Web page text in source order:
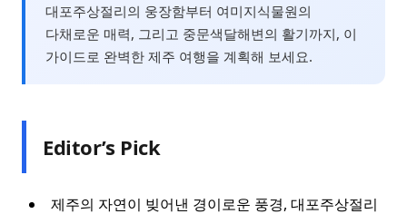
대포주상절리의 웅장함부터 여미지식물원의
다채로운 매력, 그리고 중문색달해변의 활기까지, 이
가이드로 완벽한 제주 여행을 계획해 보세요.
Editor’s Pick
제주의 자연이 빚어낸 경이로운 풍경, 대포주상절리